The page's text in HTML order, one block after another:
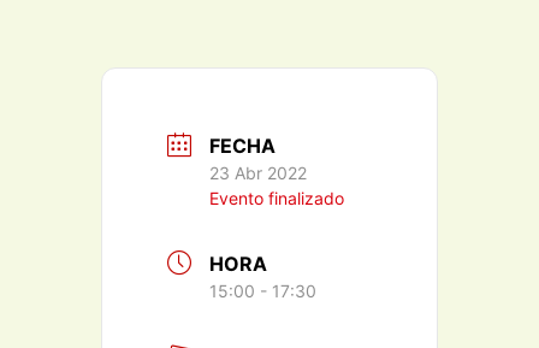
FECHA
23 Abr 2022
Evento finalizado
HORA
15:00 - 17:30